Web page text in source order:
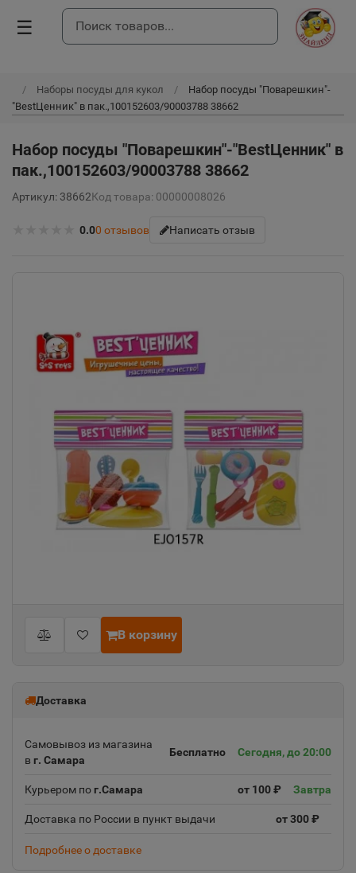
☰
Наборы посуды для кукол
Набор посуды "Поварешкин"-
"BestЦенник" в пак.,100152603/90003788 38662
Набор посуды "Поварешкин"-"BestЦенник" в
пак.,100152603/90003788 38662
Артикул: 38662Код товара: 00000008026
0.00 отзывов Написать отзыв
В корзину
Доставка
Самовывоз из магазина
в г. Самара
Бесплатно Сегодня, до 20:00
Курьером пог.Самара от 100 ₽ Завтра
Доставка по России в пункт выдачи от 300 ₽
Подробнее о доставке